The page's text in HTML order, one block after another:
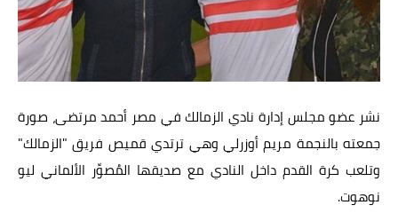
نشر عضو مجلس إدارة نادي الزمالك في مصر أحمد مرتضى، صورة
جمعته بالنجمة مريم أوزرلي وهي ترتدي قميص فريق "الزمالك"
وتلعب كرة القدم داخل النادي مع صديقها المُصوِّر الألماني ليو
نوهوت.